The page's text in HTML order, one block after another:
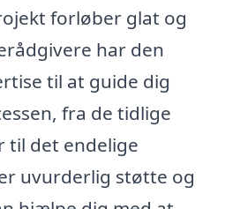
forløber glat og
har den
til at guide dig
fra de tidlige
til det endelige
uvurderlig støtte og